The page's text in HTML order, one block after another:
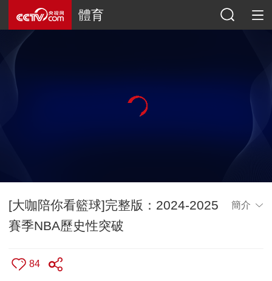
體育
[大咖陪你看籃球]完整版：2024-2025
賽季NBA歷史性突破
簡介
84